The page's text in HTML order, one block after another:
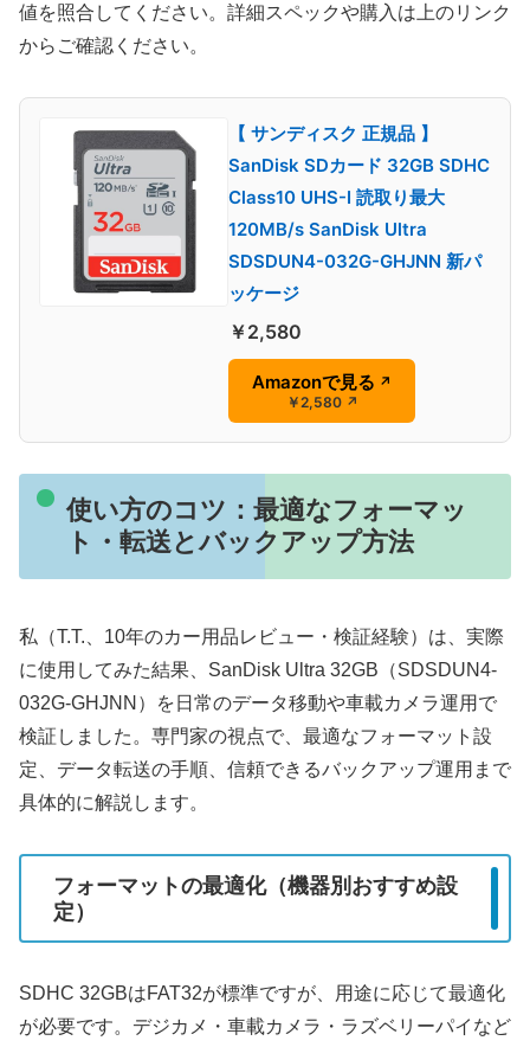
値を照合してください。詳細スペックや購入は上のリンク
からご確認ください。
【 サンディスク 正規品 】
SanDisk SDカード 32GB SDHC
Class10 UHS-I 読取り最大
120MB/s SanDisk Ultra
SDSDUN4-032G-GHJNN 新パ
ッケージ
￥2,580
Amazonで見る ↗
￥2,580 ↗
使い方のコツ：最適なフォーマッ
ト・転送とバックアップ方法
私（T.T.、10年のカー用品レビュー・検証経験）は、実際
に使用してみた結果、SanDisk Ultra 32GB（SDSDUN4-
032G-GHJNN）を日常のデータ移動や車載カメラ運用で
検証しました。専門家の視点で、最適なフォーマット設
定、データ転送の手順、信頼できるバックアップ運用まで
具体的に解説します。
フォーマットの最適化（機器別おすすめ設
定）
SDHC 32GBはFAT32が標準ですが、用途に応じて最適化
が必要です。デジカメ・車載カメラ・ラズベリーパイなど